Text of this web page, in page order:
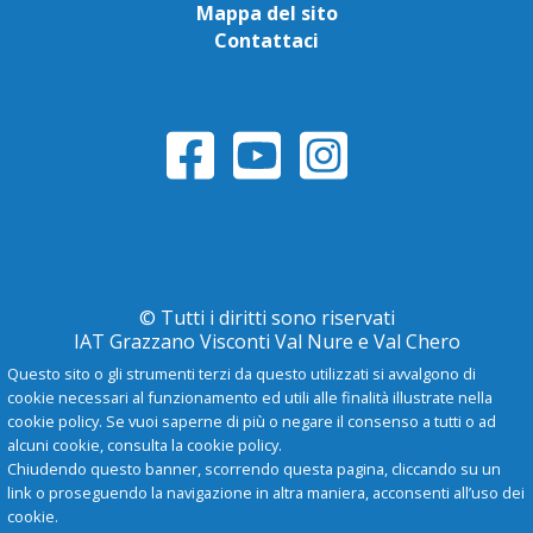
Mappa del sito
Contattaci
© Tutti i diritti sono riservati
IAT Grazzano Visconti Val Nure e Val Chero
Privacy Policy
Questo sito o gli strumenti terzi da questo utilizzati si avvalgono di
cookie necessari al funzionamento ed utili alle finalità illustrate nella
cookie policy. Se vuoi saperne di più o negare il consenso a tutti o ad
alcuni cookie, consulta la cookie policy.
Chiudendo questo banner, scorrendo questa pagina, cliccando su un
link o proseguendo la navigazione in altra maniera, acconsenti all’uso dei
cookie.
- A+